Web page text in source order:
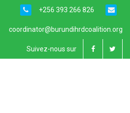
+256 393 266 826
coordinator@burundihrdcoalition.org
Suivez-nous sur